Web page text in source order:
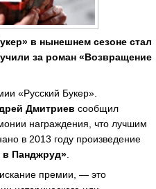
в нынешнем сезоне стал
за роман «Возвращение
«Русский Букер».
Дмитриев сообщил
награждения, что лучшим
в 2013 году произведение
Панджруд»
премии, — это